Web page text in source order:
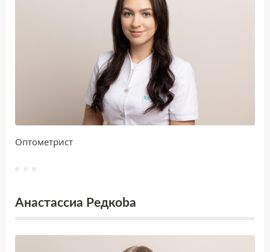
Oптoметрист
Aнастaссиа Редкoba